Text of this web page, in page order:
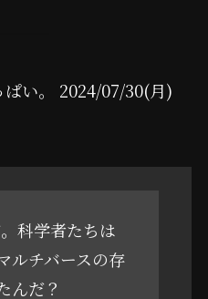
ぱい。 2024/07/30(月)
科学者たちは
ルチバースの存
んだ？